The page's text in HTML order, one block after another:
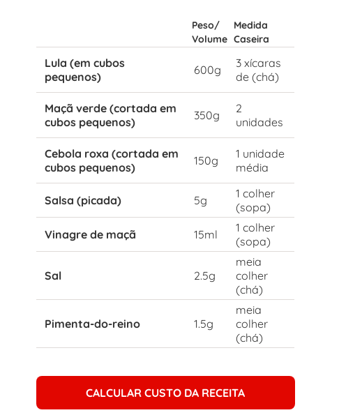
Peso/
Volume
Medida
Caseira
Lula (em cubos
pequenos)
600g
3 xícaras
de (chá)
Maçã verde (cortada em
cubos pequenos)
350g
2
unidades
Cebola roxa (cortada em
cubos pequenos)
150g
1 unidade
média
Salsa (picada) 5g
1 colher
(sopa)
Vinagre de maçã
15ml
1 colher
(sopa)
Sal 2.5g
meia
colher
(chá)
Pimenta-do-reino 1.5g
meia
colher
(chá)
CALCULAR CUSTO DA RECEITA